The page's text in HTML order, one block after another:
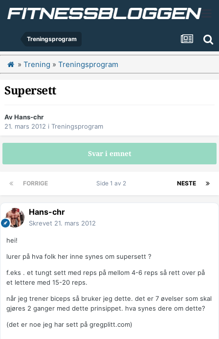
Treningsprogram
» Trening » Treningsprogram
Supersett
AvHans-chr
21. mars 2012 i Treningsprogram
Svar i emnet
FORRIGE NESTE
Side 1 av 2
Hans-chr
Skrevet 21. mars 2012
hei!
lurer på hva folk her inne synes om supersett ?
f.eks . et tungt sett med reps på mellom 4-6 reps så rett over på
et lettere med 15-20 reps.
når jeg trener biceps så bruker jeg dette. det er 7 øvelser som skal
gjøres 2 ganger med dette prinsippet. hva synes dere om dette?
(det er noe jeg har sett på gregplitt.com)